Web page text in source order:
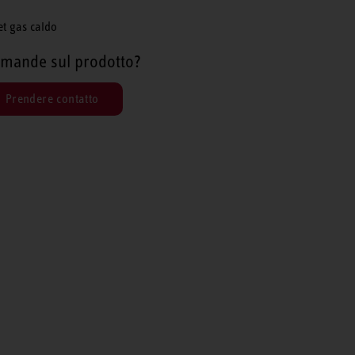
gas caldo
sul prodotto?
Prendere contatto